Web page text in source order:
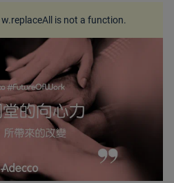
w.replaceAll is not a function.